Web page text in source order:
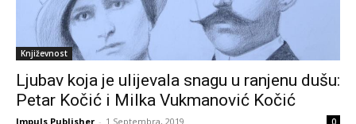
Književnost
Ljubav koja je ulijevala snagu u ranjenu dušu:
Petar Kočić i Milka Vukmanović Kočić
Impuls Publisher - 1 Septembra, 2019 0